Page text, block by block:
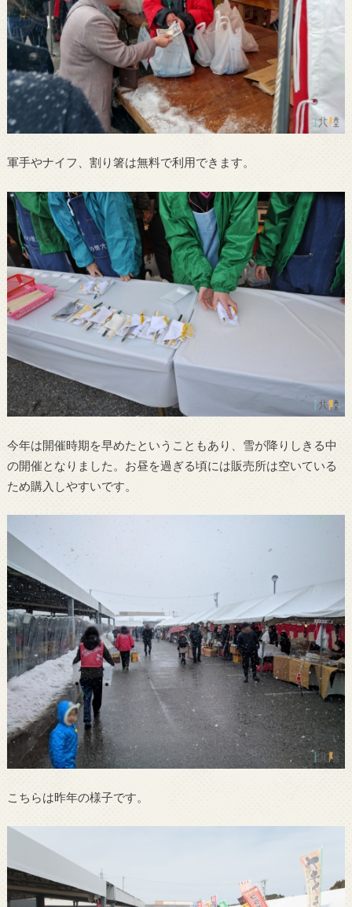
軍手やナイフ、割り箸は無料で利用できます。
今年は開催時期を早めたということもあり、雪が降りしきる中
の開催となりました。お昼を過ぎる頃には販売所は空いている
ため購入しやすいです。
こちらは昨年の様子です。